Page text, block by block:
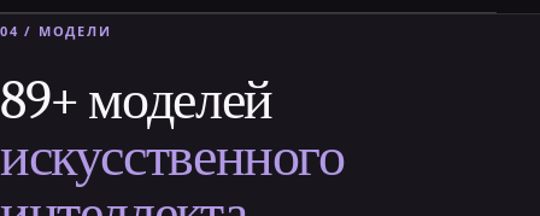
04 / МОДЕЛИ
89+ моделей
искусственного